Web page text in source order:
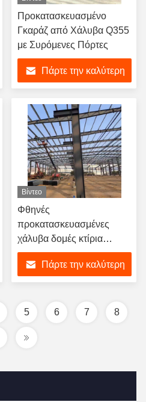
Προκατασκευασμένο
Γκαράζ από Χάλυβα Q355
με Συρόμενες Πόρτες
Πάρτε την καλύτερη
Βίντεο
Φθηνές
προκατασκευασμένες
χάλυβα δομές κτίρια
αποθηκών
προκατασκευασμένα
γκαράζ συγκροτήματα
Πάρτε την καλύτερη
5 6 7 8